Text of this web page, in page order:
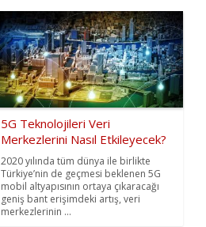
5G Teknolojileri Veri
Merkezlerini Nasıl Etkileyecek?
2020 yılında tüm dünya ile birlikte
Türkiye’nin de geçmesi beklenen 5G
mobil altyapısının ortaya çıkaracağı
geniş bant erişimdeki artış, veri
merkezlerinin ...